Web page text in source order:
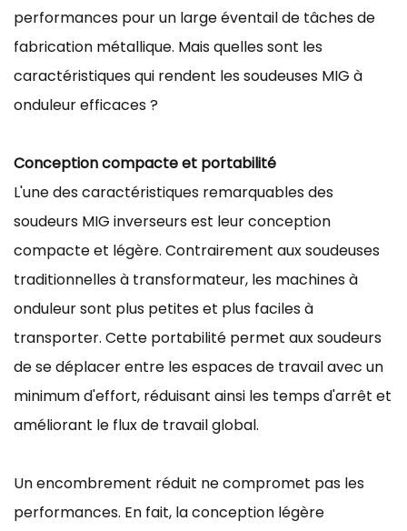
performances pour un large éventail de tâches de
fabrication métallique. Mais quelles sont les
caractéristiques qui rendent les soudeuses MIG à
onduleur efficaces ?
Conception compacte et portabilité
L'une des caractéristiques remarquables des
soudeurs MIG inverseurs est leur conception
compacte et légère. Contrairement aux soudeuses
traditionnelles à transformateur, les machines à
onduleur sont plus petites et plus faciles à
transporter. Cette portabilité permet aux soudeurs
de se déplacer entre les espaces de travail avec un
minimum d'effort, réduisant ainsi les temps d'arrêt et
améliorant le flux de travail global.
Un encombrement réduit ne compromet pas les
performances. En fait, la conception légère